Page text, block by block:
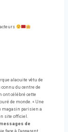
alaouite vêtu de
du centre de
ont célébré cette
de monde. « Une
magasin parisien a
site officiel.
de